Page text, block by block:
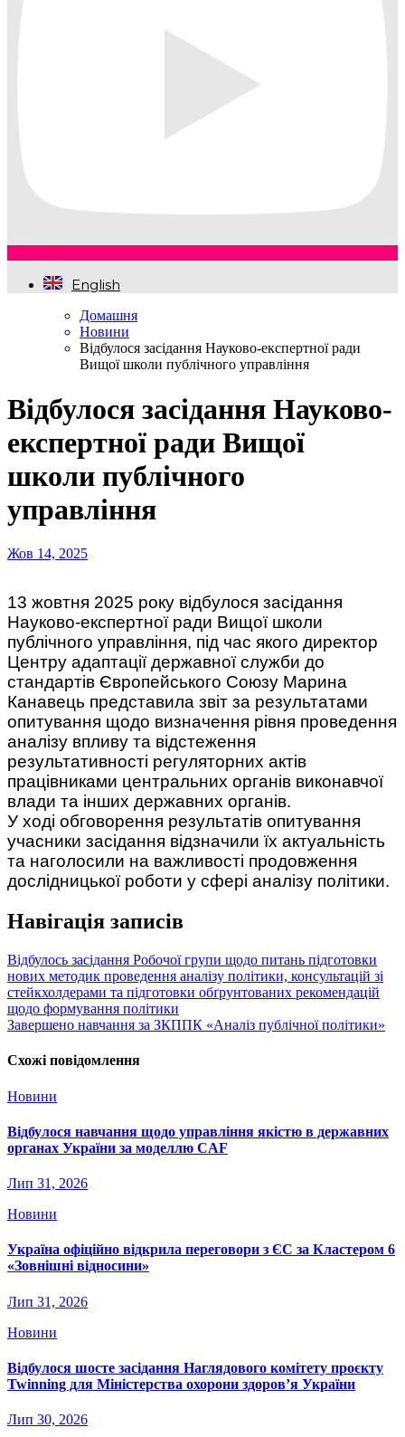
English
Домашня
Новини
Відбулося засідання Науково-експертної ради
Вищої школи публічного управління
Відбулося засідання Науково-
експертної ради Вищої
школи публічного
управління
Жов 14, 2025
13 жовтня 2025 року відбулося засідання
Науково-експертної ради Вищої школи
публічного управління, під час якого директор
Центру адаптації державної служби до
стандартів Європейського Союзу Марина
Канавець представила звіт за результатами
опитування щодо визначення рівня проведення
аналізу впливу та відстеження
результативності регуляторних актів
працівниками центральних органів виконавчої
влади та інших державних органів.
У ході обговорення результатів опитування
учасники засідання відзначили їх актуальність
та наголосили на важливості продовження
дослідницької роботи у сфері аналізу політики.
Навігація записів
Відбулось засідання Робочої групи щодо питань підготовки
нових методик проведення аналізу політики, консультацій зі
стейкхолдерами та підготовки обґрунтованих рекомендацій
щодо формування політики
Завершено навчання за ЗКППК «Аналіз публічної політики»
Схожі повідомлення
Новини
Відбулося навчання щодо управління якістю в державних
органах України за моделлю CAF
Лип 31, 2026
Новини
Україна офіційно відкрила переговори з ЄС за Кластером 6
«Зовнішні відносини»
Лип 31, 2026
Новини
Відбулося шосте засідання Наглядового комітету проєкту
Twinning для Міністерства охорони здоров’я України
Лип 30, 2026